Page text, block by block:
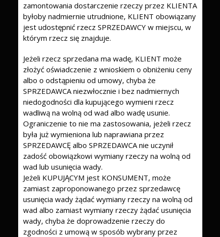
zamontowania dostarczenie rzeczy przez KLIENTA
byłoby nadmiernie utrudnione, KLIENT obowiązany
jest udostępnić rzecz SPRZEDAWCY w miejscu, w
którym rzecz się znajduje.
Jeżeli rzecz sprzedana ma wadę, KLIENT może
złożyć oświadczenie z wnioskiem o obniżeniu ceny
albo o odstąpieniu od umowy, chyba że
SPRZEDAWCA niezwłocznie i bez nadmiernych
niedogodności dla kupującego wymieni rzecz
wadliwą na wolną od wad albo wadę usunie.
Ograniczenie to nie ma zastosowania, jeżeli rzecz
była już wymieniona lub naprawiana przez
SPRZEDAWCĘ albo SPRZEDAWCA nie uczynił
zadość obowiązkowi wymiany rzeczy na wolną od
wad lub usunięcia wady.
Jeżeli KUPUJĄCYM jest KONSUMENT, może
zamiast zaproponowanego przez sprzedawcę
usunięcia wady żądać wymiany rzeczy na wolną od
wad albo zamiast wymiany rzeczy żądać usunięcia
wady, chyba że doprowadzenie rzeczy do
zgodności z umową w sposób wybrany przez